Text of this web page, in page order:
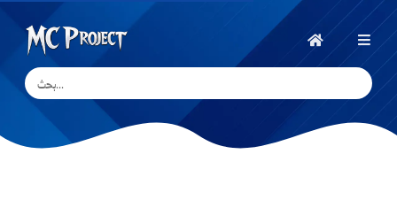
الرئيسية
Project
Official
Store
متجر